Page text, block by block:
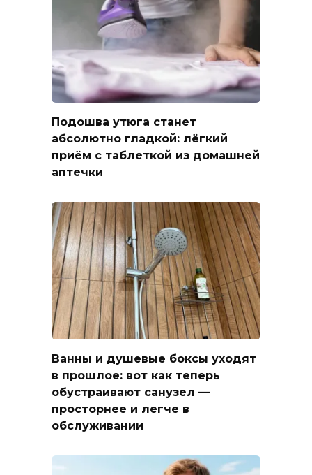
Подошва утюга станет
абсолютно гладкой: лёгкий
приём с таблеткой из домашней
аптечки
Ванны и душевые боксы уходят
в прошлое: вот как теперь
обустраивают санузел —
просторнее и легче в
обслуживании